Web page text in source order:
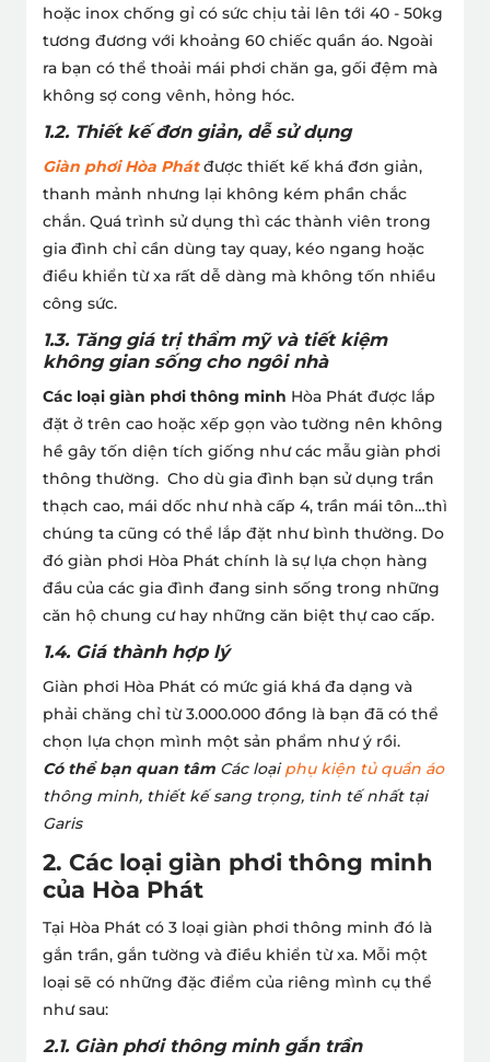
hoặc inox chống gỉ có sức chịu tải lên tới 40 - 50kg
tương đương với khoảng 60 chiếc quần áo. Ngoài
ra bạn có thể thoải mái phơi chăn ga, gối đệm mà
không sợ cong vênh, hỏng hóc.
1.2. Thiết kế đơn giản, dễ sử dụng
Giàn phơi Hòa Phátđược thiết kế khá đơn giản,
thanh mảnh nhưng lại không kém phần chắc
chắn. Quá trình sử dụng thì các thành viên trong
gia đình chỉ cần dùng tay quay, kéo ngang hoặc
điều khiển từ xa rất dễ dàng mà không tốn nhiều
công sức.
1.3. Tăng giá trị thẩm mỹ và tiết kiệm
không gian sống cho ngôi nhà
Các loại giàn phơi thông minh Hòa Phát được lắp
đặt ở trên cao hoặc xếp gọn vào tường nên không
hề gây tốn diện tích giống như các mẫu giàn phơi
thông thường. Cho dù gia đình bạn sử dụng trần
thạch cao, mái dốc như nhà cấp 4, trần mái tôn…thì
chúng ta cũng có thể lắp đặt như bình thường. Do
đó giàn phơi Hòa Phát chính là sự lựa chọn hàng
đầu của các gia đình đang sinh sống trong những
căn hộ chung cư hay những căn biệt thự cao cấp.
1.4. Giá thành hợp lý
Giàn phơi Hòa Phát có mức giá khá đa dạng và
phải chăng chỉ từ 3.000.000 đồng là bạn đã có thể
chọn lựa chọn mình một sản phẩm như ý rồi.
Có thể bạn quan tâm Các loạiphụ kiện tủ quần áo
thông minh, thiết kế sang trọng, tinh tế nhất tại
Garis
2. Các loại giàn phơi thông minh
của Hòa Phát
Tại Hòa Phát có 3 loại giàn phơi thông minh đó là
gắn trần, gắn tường và điều khiển từ xa. Mỗi một
loại sẽ có những đặc điểm của riêng mình cụ thể
như sau:
2.1. Giàn phơi thông minh gắn trần